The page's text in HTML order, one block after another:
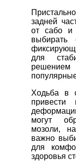
задней
от сабо и
выбирать
для
Ходьба в
привести
могут
мозоли,
важно
для
здоровья